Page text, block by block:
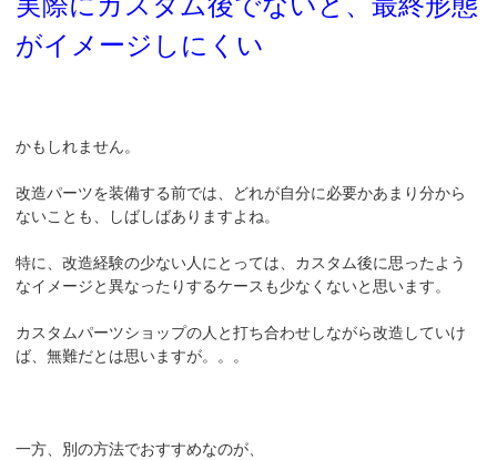
がイメージしにくい
かもしれません。
改造パーツを装備する前では、どれが自分に必要かあまり分から
ないことも、しばしばありますよね。
特に、改造経験の少ない人にとっては、カスタム後に思ったよう
なイメージと異なったりするケースも少なくないと思います。
カスタムパーツショップの人と打ち合わせしながら改造していけ
ば、無難だとは思いますが。。。
一方、別の方法でおすすめなのが、